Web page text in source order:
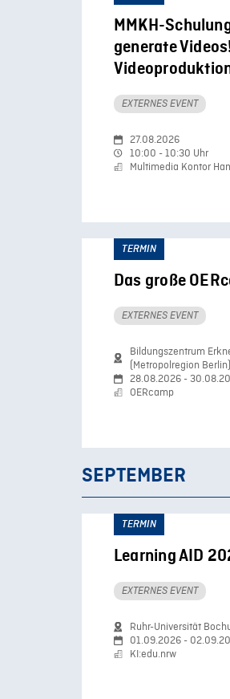
MMKH-
generate
EXTERNES EVENT
27.08.2026
10:00 - 10:30 Uhr
Multimedia Kontor
TERMIN
Das große
EXTERNES EVENT
Bildungszentrum
(Metropolregion Berlin)
28.08.2026 -
OERcamp
SEPTEMBER
TERMIN
Learning AID
EXTERNES EVENT
Ruhr-Universität
01.09.2026 -
KI:edu.nrw